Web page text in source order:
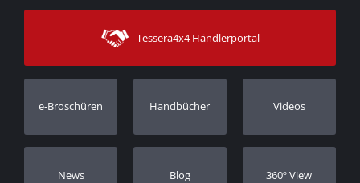
Sitemap
Versandarten
Kontakt
Kundendienst
Bestellung verfolgen
Händler
Tessera4x4 Händlerportal
e-Broschüren Handbücher Videos
Νews Blog 360º View